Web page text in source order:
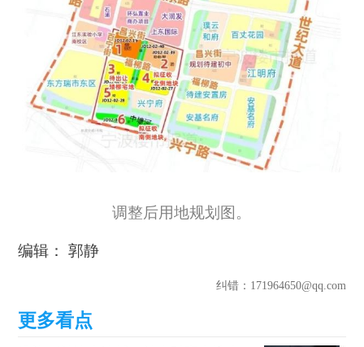
调整后用地规划图。
编辑： 郭静
纠错：171964650@qq.com